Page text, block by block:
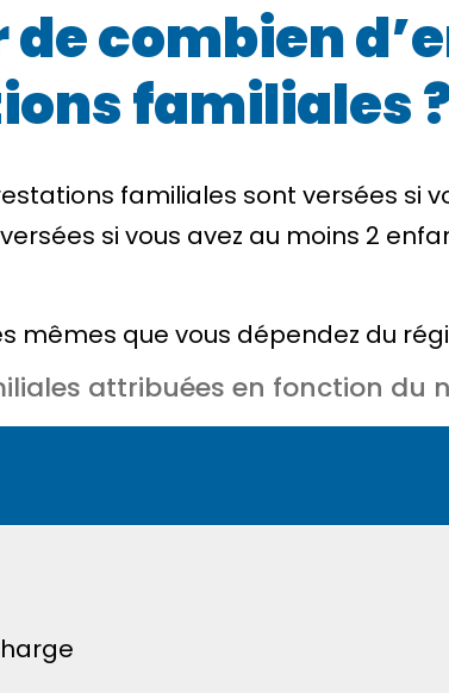
combien
familiales
familiales sont versées si
si vous avez au moins 2
mêmes que vous dépendez du
attribuées en fonction du